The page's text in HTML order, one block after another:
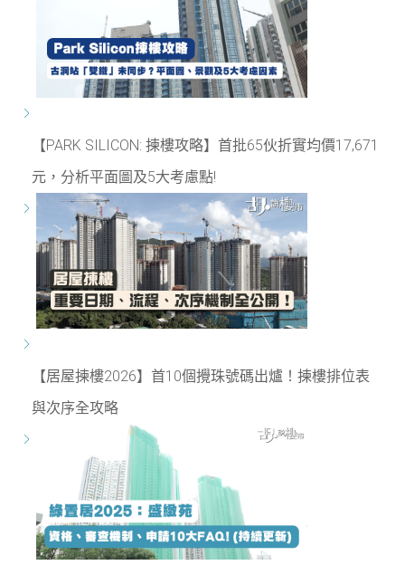
【PARK SILICON: 揀樓攻略】首批65伙折實均價17,671
元，分析平面圖及5大考慮點!
【居屋揀樓2026】首10個攪珠號碼出爐！揀樓排位表
與次序全攻略